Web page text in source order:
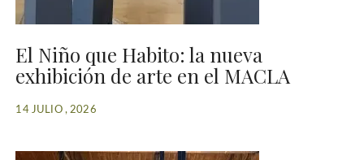
El Niño que Habito: la nueva
exhibición de arte en el MACLA
14 JULIO , 2026